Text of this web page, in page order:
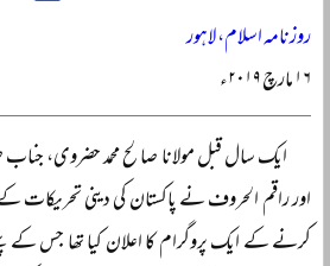
روزنامہ اسلام، لاہور
۱۶ مارچ ۲۰۱۹ء
ایک سال قبل مولانا صالح محمد حضروی،
اور راقم الحروف نے پاکستان کی دینی تحریکات
کرنے کے ایک پروگرام کا اعلان کیا تھا جس کے